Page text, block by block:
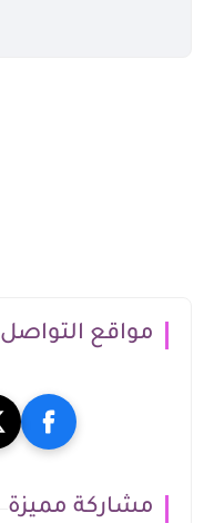
مواقع التواصل
مشاركة مميزة